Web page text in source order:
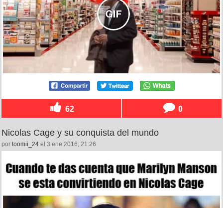
62 0
Nicolas Cage y su conquista del mundo
por toomii_24 el 3 ene 2016, 21:26